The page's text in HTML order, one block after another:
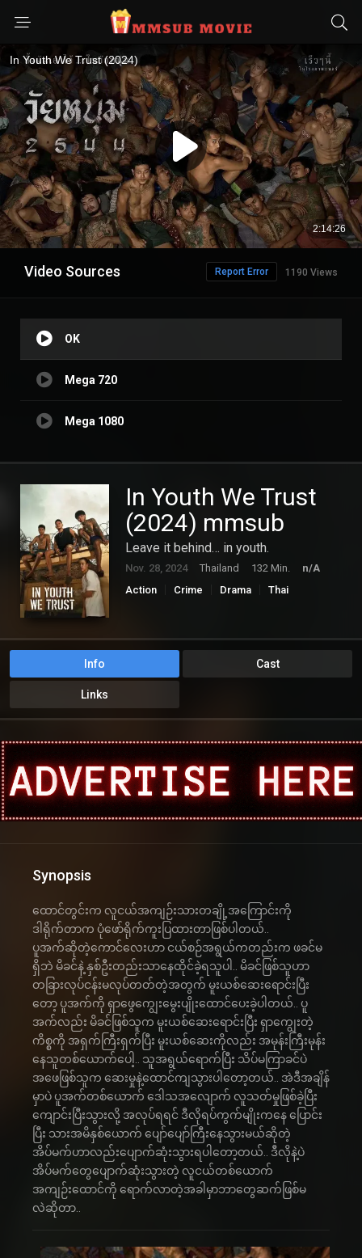
Video Sources 1190 Views
Report Error
OK
Mega 720
Mega 1080
In Youth We Trust
(2024) mmsub
Leave it behind… in youth.
Nov. 28, 2024 Thailand 132 Min.
n/A
Action
Crime Drama Thai
Info Cast
Links
Synopsis
ထောင်တွင်းက လူငယ်အကျဉ်းသားတချို့အကြောင်းကို
ဒါရိုက်တာက ပုံဖော်ရိုက်ကူးပြထားတာဖြစ်ပါတယ်..
ပူအက်ဆိုတဲ့ကောင်လေးဟာ ငယ်စဉ်အရွယ်ကတည်းက ဖခင်မ
ရှိဘဲ မိခင်နဲ့ နှစ်ဦးတည်းသာနေထိုင်ခဲ့ရသူပါ.. မိခင်ဖြစ်သူဟာ
တခြားလုပ်ငန်းမလုပ်တတ်တဲ့အတွက် မူးယစ်ဆေးရောင်းပြီး
တော့ ပူအက်ကို ရှာဖွေကျွေးမွေးပျိုးထောင်ပေးခဲ့ပါတယ်.. ပူ
အက်လည်း မိခင်ဖြစ်သူက မူးယစ်ဆေးရောင်းပြီး ရှာကျွေးတဲ့
ကိစ္စကို အရှက်ကြီးရှက်ပြီး မူးယစ်ဆေးကိုလည်း အမုန်းကြီးမုန်း
နေသူတစ်ယောက်ပေါ့.. သူအရွယ်ရောက်ပြီး သိပ်မကြာခင်ပဲ
အဖေဖြစ်သူက ဆေးမှုနဲ့ထောင်ကျသွားပါတော့တယ်.. အဲဒီအချိန်
မှာပဲ ပူအက်တစ်ယောက် ဒေါသအလျောက် လူသတ်မှုဖြစ်ခဲ့ပြီး
ကျောင်းပြီးသွားလို့ အလုပ်ရရင် ဒီလိုရပ်ကွက်မျိုးကနေ ပြောင်း
ပြီး သားအမိနှစ်ယောက် ပျော်ပျော်ကြီးနေသွားမယ်ဆိုတဲ့
အိပ်မက်ဟာလည်းပျောက်ဆုံးသွားရပါတော့တယ်.. ဒီလိုနဲ့ပဲ
အိပ်မက်တွေပျောက်ဆုံးသွားတဲ့ လူငယ်တစ်ယောက်
အကျဉ်းထောင်ကို ရောက်လာတဲ့အခါမှာဘာတွေဆက်ဖြစ်မ
လဲဆိုတာ..